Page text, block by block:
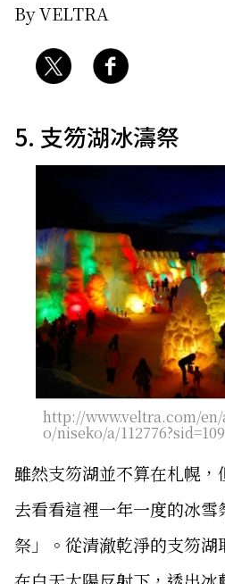
By VELTRA
5. 支笏湖冰濤祭
http://www.veltra.com/
o/niseko/a/
雖然支笏湖並不算在札幌
去看看這裡一年一度的冰
祭」。從清澈乾淨的支笏